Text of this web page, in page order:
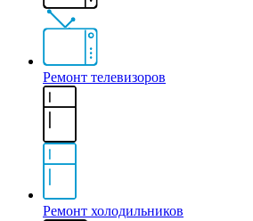
Ремонт телевизоров
Ремонт холодильников